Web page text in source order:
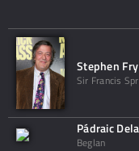
Stephen Fry
Sir Francis
Pádraic
Beglan